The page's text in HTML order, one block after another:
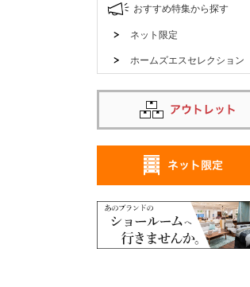
おすすめ特集から探す
ネット限定
ホームズエスセレクション